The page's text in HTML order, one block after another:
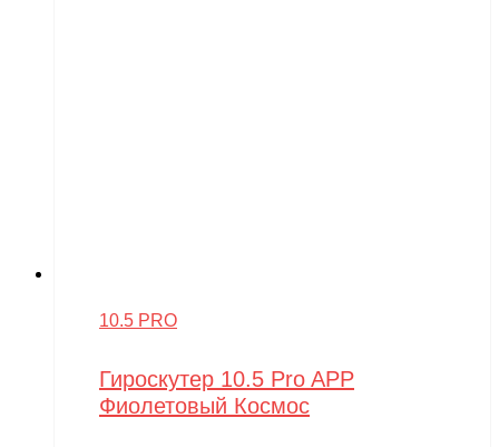
10.5 PRO
Гироскутер 10.5 Pro APP
Фиолетовый Космос